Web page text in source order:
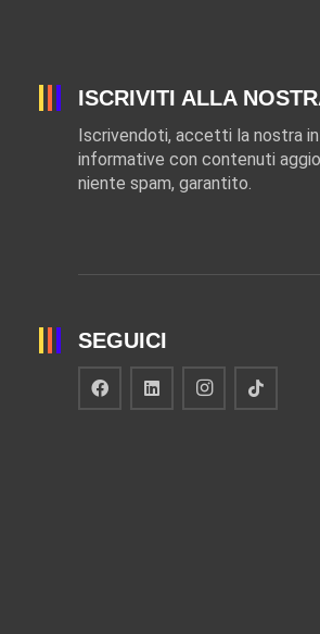
ISCRIVITI ALLA
Iscrivendoti, accetti la nostra
informative con contenuti
niente spam, garantito.
SEGUICI